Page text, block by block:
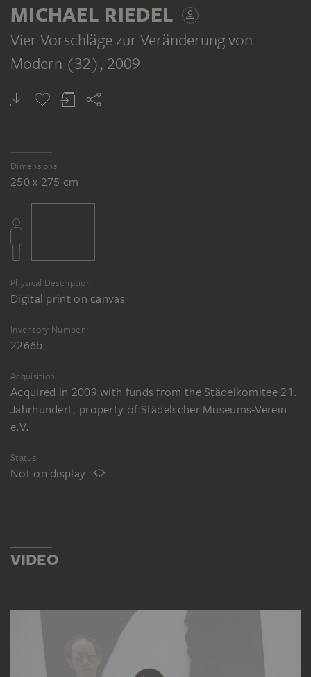
MICHAEL RIEDEL
Vier Vorschläge zur Veränderung von Modern (31-34)
MICHAEL RIEDEL
Vier Vorschläge zur Veränderung von
Modern (32), 2009
Dimensions
250 x 275 cm
Physical Description
Digital print on canvas
Inventory Number
2266b
Acquisition
Acquired in 2009 with funds from the Städelkomitee 21.
Jahrhundert, property of Städelscher Museums-Verein
e.V.
Status
Not on display
VIDEO